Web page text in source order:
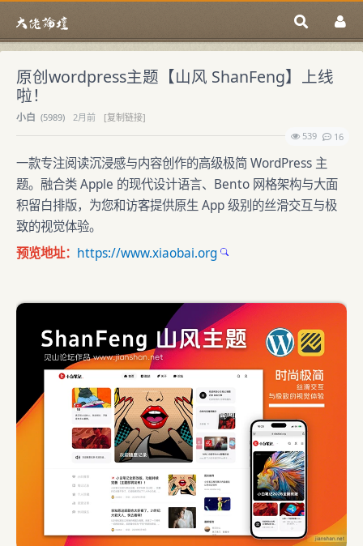
原创wordpress主题【山风 ShanFeng】上线
啦！
小白 (5989) 2月前
[复制链接]
539
16
一款专注阅读沉浸感与内容创作的高级极简 WordPress 主
题。融合类 Apple 的现代设计语言、Bento 网格架构与大面
积留白排版，为您和访客提供原生 App 级别的丝滑交互与极
致的视觉体验。
预览地址： https://www.xiaobai.org